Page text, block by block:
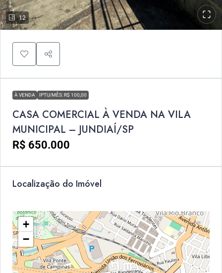
12
À VENDA IPTU/MÊS: R$ 100,00
CASA COMERCIAL À VENDA NA VILA
MUNICIPAL – JUNDIAÍ/SP
R$ 650.000
Localização do Imóvel
+
−